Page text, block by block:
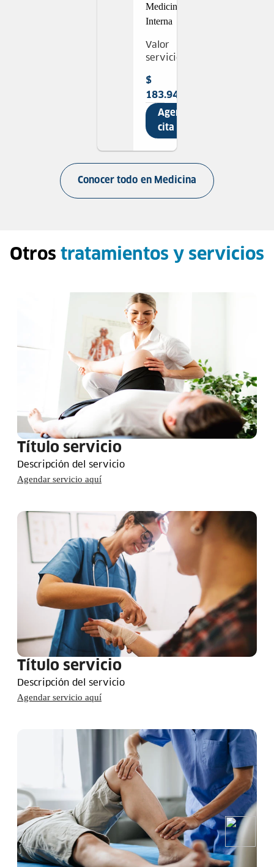
Medicina
Interna
Valor
servicio
$
183.947
Agendar
cita
Conocer todo en Medicina
Otros tratamientos y servicios
Título servicio
Descripción del servicio
Agendar servicio aquí
Título servicio
Descripción del servicio
Agendar servicio aquí